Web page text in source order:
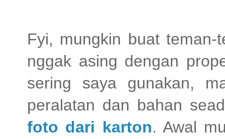
Fyi, mungkin buat
nggak asing dengan
sering saya gunakan,
peralatan dan bahan
foto dari karton. Awal